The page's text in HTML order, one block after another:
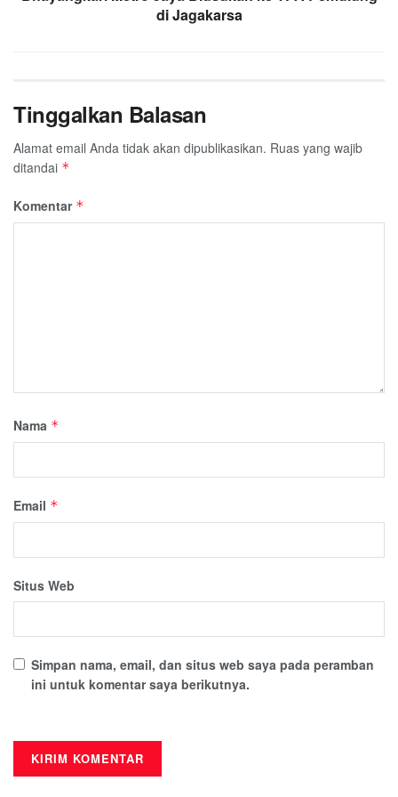
di Jagakarsa
Tinggalkan Balasan
Alamat email Anda tidak akan dipublikasikan. Ruas yang wajib
ditandai *
Komentar *
Nama *
Email *
Situs Web
Simpan nama, email, dan situs web saya pada peramban
ini untuk komentar saya berikutnya.